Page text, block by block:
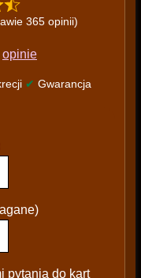
365 opinii)
opinie
✔ Gwarancja
pytania do kart